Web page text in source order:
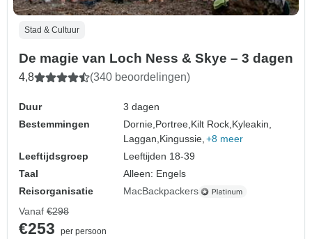
Stad & Cultuur
De magie van Loch Ness & Skye – 3 dagen
4,8 (340 beoordelingen)
Duur
3 dagen
Bestemmingen
Dornie, Portree, Kilt Rock, Kyleakin,
Laggan, Kingussie, +8 meer
Leeftijdsgroep
Leeftijden 18-39
Taal
Alleen: Engels
Reisorganisatie
MacBackpackers
Vanaf €298
€253
per persoon